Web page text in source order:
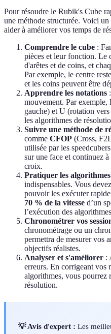
Pour résoudre le Rubik's Cube
une méthode structurée. Voici
aider à améliorer vos temps de
Comprendre le cube :
pièces et leur fonction. Le
d'arêtes et de coins, et
Par exemple, le centre
et les coins peuvent être
Apprendre les notations
mouvement. Par
gauche) et U (rotation
les algorithmes de
Suivre une méthode de
comme CFOP (Cross,
utilisée par les
sur une face et continuez
croix.
Pratiquer les algorithmes
indispensables. Vous
pouvoir les exécuter
70 % de la vitesse d’un
l’exécution des
Chronométrer vos
chronométrage ou un
permettra de mesurer vos
objectifs réalistes.
Analyser et s'améliorer :
erreurs. En corrigeant vos
algorithmes, vous pourrez
résolution.
💡 Avis d'expert : Les